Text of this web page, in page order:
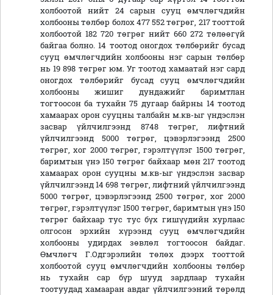
холбоотой нийт 24 сарын сууц өмчлөгчдийн
холбооны төлбөр болох 477 552 төгрөг, 217 тооттой
холбоотой 182 720 төгрөг нийт 660 272 төлөөгүй
байгаа болно. 14 тоотод оногдох төлбөрийг бусад
сууц өмчлөгчдийн холбооны нэг сарын төлбөр
нь 19 898 төгрөг юм. Уг тоотод хамаатай нэг сард
оногдох төлбөрийг бусад сууц өмчлөгчдийн
холбооны жишиг дундажийг баримтлан
тогтоосон ба тухайн 75 дугаар байрны 14 тоотод
хамаарах орон сууцны талбайн м.кв-ыг үндэслэн
засвар үйлчилгээнд 8748 төгрөг, лифтний
үйлчилгээнд 5000 төгрөг, цэвэрлэгээнд 2500
төгрөг, хог 2000 төгрөг, гэрэлтүүлэг 1500 төгрөг,
баримтын үнэ 150 төгрөг байхаар мөн 217 тоотод
хамаарах орон сууцны м.кв-ыг үндэслэн засвар
үйлчилгээнд 14 698 төгрөг, лифтний үйлчилгээнд
5000 төгрөг, цэвэрлэгээнд 2500 төгрөг, хог 2000
төгрөг, гэрэлтүүлэг 1500 төгрөг, баримтын үнэ 150
төгрөг байхаар тус тус бүх гишүүдийн хурлаас
олгосон эрхийн хүрээнд сууц өмчлөгчдийн
холбооны удирдах зөвлөл тогтоосон байдаг.
Өмчлөгч Г.Одгэрэлийн төлөх дээрх тооттой
холбоотой сууц өмчлөгчдийн холбооны төлбөр
нь тухайн сар бүр шууд зардлаар тухайн
тоотуудад хамааран авдаг үйлчилгээний төрөлд